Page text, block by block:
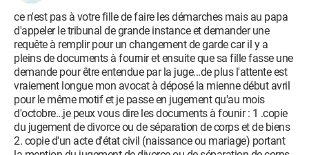
ce n'est pas à votre fille de faire les démarches mais au papa
d'appeler le tribunal de grande instance et demander une
requête à remplir pour un changement de garde car il y a
pleins de documents à fournir et ensuite que sa fille fasse une
demande pour être entendue par la juge...de plus l'attente est
vraiement longue mon avocat à déposé la mienne début avril
pour le même motif et je passe en jugement qu'au mois
d'octobre...je peux vous dire les documents à founir : 1 .copie
du jugement de divorce ou de séparation de corps et de biens
2. copie d'un acte d'état civil (naissance ou mariage) portant